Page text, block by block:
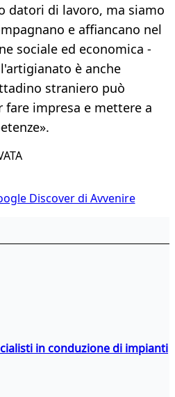
datori di lavoro, ma siamo
e affiancano nel
sociale ed economica -
è anche
straniero può
fare impresa e mettere a
Discover di Avvenire
in conduzione di impianti